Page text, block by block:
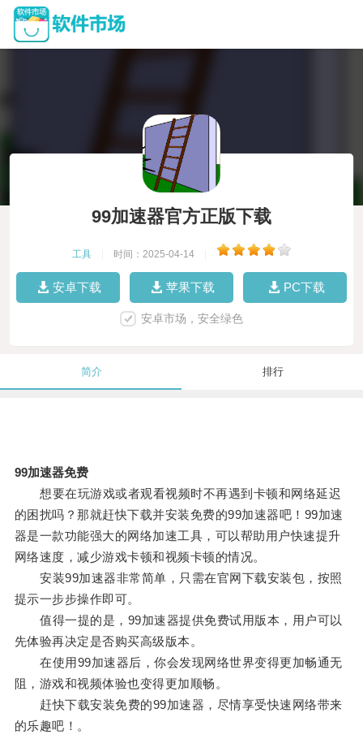
99加速器官方正版下载
工具 时间：2025-04-14
安卓下载 苹果下载 PC下载
安卓市场，安全绿色
简介 排行
99加速器免费
想要在玩游戏或者观看视频时不再遇到卡顿和网络延迟
的困扰吗？那就赶快下载并安装免费的99加速器吧！99加速
器是一款功能强大的网络加速工具，可以帮助用户快速提升
网络速度，减少游戏卡顿和视频卡顿的情况。
安装99加速器非常简单，只需在官网下载安装包，按照
提示一步步操作即可。
值得一提的是，99加速器提供免费试用版本，用户可以
先体验再决定是否购买高级版本。
在使用99加速器后，你会发现网络世界变得更加畅通无
阻，游戏和视频体验也变得更加顺畅。
赶快下载安装免费的99加速器，尽情享受快速网络带来
的乐趣吧！。